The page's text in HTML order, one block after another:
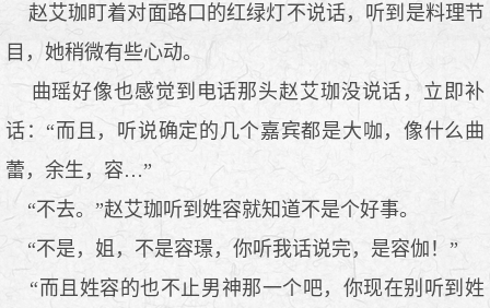
赵艾珈盯着对面路口的红绿灯不说话，听到是料理节
目，她稍微有些心动。
曲瑶好像也感觉到电话那头赵艾珈没说话，立即补
话：“而且，听说确定的几个嘉宾都是大咖，像什么曲
蕾，余生，容…”
“不去。”赵艾珈听到姓容就知道不是个好事。
“不是，姐，不是容璟，你听我话说完，是容伽！”
“而且姓容的也不止男神那一个吧，你现在别听到姓